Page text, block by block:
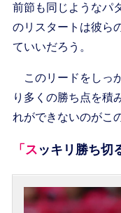
前節も同じようなパ
のリスタートは彼ら
ていいだろう。
このリードをしっ
り多くの勝ち点を積
れができないのがこ
「スッキリ勝